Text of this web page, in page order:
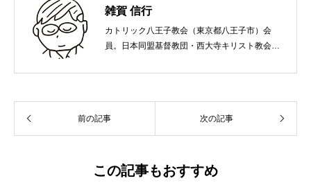
雑賀 信行
カトリック八王子教会（東京都八王子市）会
員。日本同盟基督教団・西大寺キリスト教会
れ。関西学院大学社会学部卒業。９０年代、い
て、雜賀編集工房として独立。
前の記事 次の記事
この記事もおすすめ